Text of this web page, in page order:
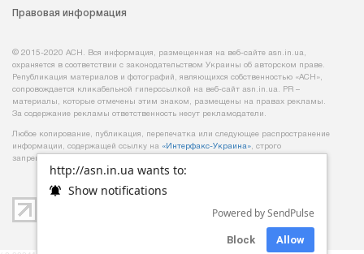
http://asn.in.ua wants to:
Show notifications
Powered by SendPulse
Block Allow
Правовая информация
© 2015-2020 АСН. Вся информация, размещенная на веб-сайте asn.in.ua,
охраняется в соответствии с законодательством Украины об авторском праве.
Републикация материалов и фотографий, являющихся собственностью «АСН»,
сопровождается кликабельной гиперссылкой на веб-сайт asn.іn.ua. PR –
материалы, которые отмечены этим знаком, размещены на правах рекламы.
За содержание рекламы ответственность несут рекламодатели.
Любое копирование, публикация, перепечатка или следующее распространение
информации, содержащей ссылку на «Интерфакс-Украина», строго
запрещается.